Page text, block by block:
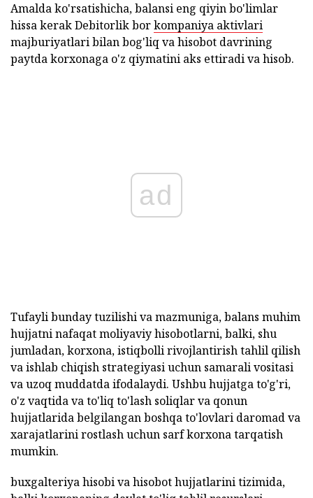
Amalda ko'rsatishicha, balansi eng qiyin bo'limlar
hissa kerak Debitorlik borkompaniya aktivlari
majburiyatlari bilan bog'liq va hisobot davrining
paytda korxonaga o'z qiymatini aks ettiradi va hisob.
ad
Tufayli bunday tuzilishi va mazmuniga, balans muhim
hujjatni nafaqat moliyaviy hisobotlarni, balki, shu
jumladan, korxona, istiqbolli rivojlantirish tahlil qilish
va ishlab chiqish strategiyasi uchun samarali vositasi
va uzoq muddatda ifodalaydi. Ushbu hujjatga to'g'ri,
o'z vaqtida va to'liq to'lash soliqlar va qonun
hujjatlarida belgilangan boshqa to'lovlari daromad va
xarajatlarini rostlash uchun sarf korxona tarqatish
mumkin.
buxgalteriya hisobi va hisobot hujjatlarini tizimida,